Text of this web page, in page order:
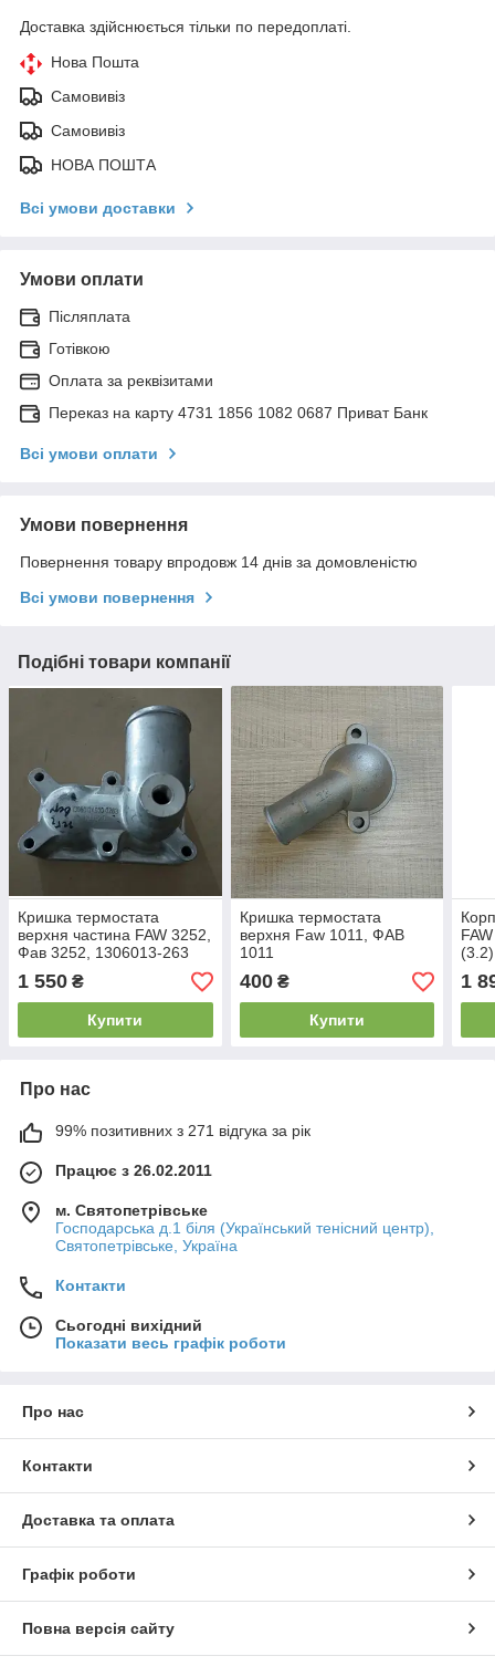
Доставка здійснюється тільки по передоплаті.
Нова Пошта
Самовивіз
Самовивіз
НОВА ПОШТА
Всі умови доставки
Умови оплати
Післяплата
Готівкою
Оплата за реквізитами
Переказ на карту 4731 1856 1082 0687 Приват Банк
Всі умови оплати
Умови повернення
Повернення товару впродовж 14 днів за домовленістю
Всі умови повернення
Подібні товари компанії
Кришка термостата
верхня частина FAW 3252,
Фав 3252, 1306013-263
1 550 ₴
Купити
Кришка термостата
верхня Faw 1011, ФАВ
1011
400₴
Купити
(3.2)
1
Про нас
99% позитивних з 271 відгука за рік
Працює з 26.02.2011
м. Святопетрівське
Господарська д.1 біля (Український тенісний центр),
Святопетрівське, Україна
Контакти
Сьогодні вихідний
Показати весь графік роботи
Про нас
Контакти
Доставка та оплата
Графік роботи
Повна версія сайту